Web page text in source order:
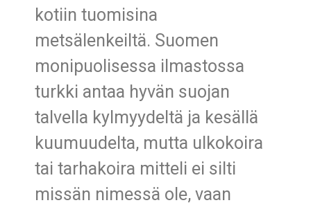
kotiin tuomisina
metsälenkeiltä. Suomen
monipuolisessa ilmastossa
turkki antaa hyvän suojan
talvella kylmyydeltä ja kesällä
kuumuudelta, mutta ulkokoira
tai tarhakoira mitteli ei silti
missän nimessä ole, vaan